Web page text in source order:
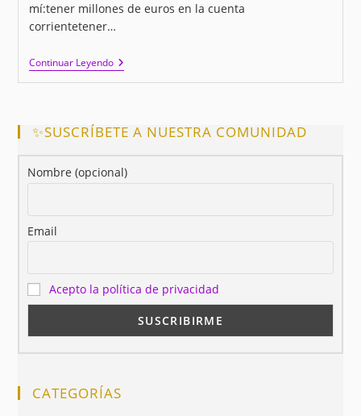
mí:tener millones de euros en la cuenta
corrientetener…
Continuar LeyendoEsto
Es
El
Sabías?
✨SUSCRÍBETE A NUESTRA COMUNIDAD
Nombre (opcional)
Email
Acepto la política de privacidad
CATEGORÍAS